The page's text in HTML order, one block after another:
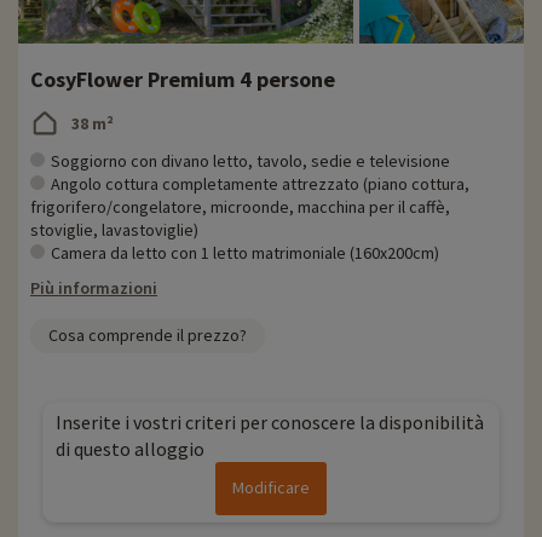
CosyFlower Premium 4 persone
38 m²
Soggiorno con divano letto, tavolo, sedie e televisione
Angolo cottura completamente attrezzato (piano cottura,
frigorifero/congelatore, microonde, macchina per il caffè,
stoviglie, lavastoviglie)
Camera da letto con 1 letto matrimoniale (160x200cm)
Più informazioni
Cosa comprende il prezzo?
Inserite i vostri criteri per conoscere la disponibilità
di questo alloggio
Modificare